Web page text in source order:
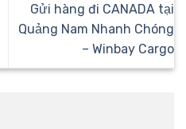
Gửi hàng đi CANADA tại
Quảng Nam Nhanh Chóng
– Winbay Cargo